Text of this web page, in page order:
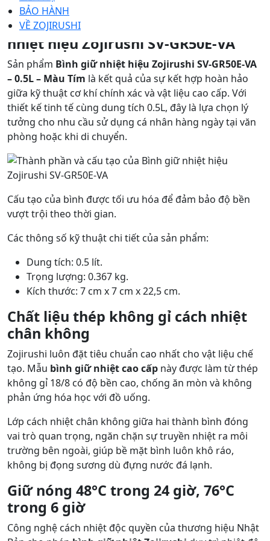
BẢO HÀNH
VỀ ZOJIRUSHI
Mô tả
Thành phần và cấu tạo của Bình giữ
nhiệt hiệu Zojirushi SV-GR50E-VA
Sản phẩm Bình giữ nhiệt hiệu Zojirushi SV-GR50E-VA
– 0.5L – Màu Tím là kết quả của sự kết hợp hoàn hảo
giữa kỹ thuật cơ khí chính xác và vật liệu cao cấp. Với
thiết kế tinh tế cùng dung tích 0.5L, đây là lựa chọn lý
tưởng cho nhu cầu sử dụng cá nhân hàng ngày tại văn
phòng hoặc khi di chuyển.
Cấu tạo của bình được tối ưu hóa để đảm bảo độ bền
vượt trội theo thời gian.
Các thông số kỹ thuật chi tiết của sản phẩm:
Dung tích: 0.5 lít.
Trọng lượng: 0.367 kg.
Kích thước: 7 cm x 7 cm x 22,5 cm.
Chất liệu thép không gỉ cách nhiệt
chân không
Zojirushi luôn đặt tiêu chuẩn cao nhất cho vật liệu chế
tạo. Mẫu bình giữ nhiệt cao cấp này được làm từ thép
không gỉ 18/8 có độ bền cao, chống ăn mòn và không
phản ứng hóa học với đồ uống.
Lớp cách nhiệt chân không giữa hai thành bình đóng
vai trò quan trọng, ngăn chặn sự truyền nhiệt ra môi
trường bên ngoài, giúp bề mặt bình luôn khô ráo,
không bị đọng sương dù đựng nước đá lạnh.
Giữ nóng 48°C trong 24 giờ, 76°C
trong 6 giờ
Công nghệ cách nhiệt độc quyền của thương hiệu Nhật